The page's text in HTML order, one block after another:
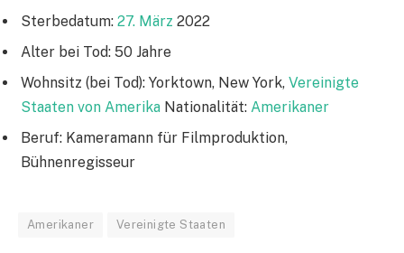
Sterbedatum: 27. März 2022
Alter bei Tod: 50 Jahre
Wohnsitz (bei Tod): Yorktown, New York, Vereinigte
Staaten von Amerika Nationalität: Amerikaner
Beruf: Kameramann für Filmproduktion,
Bühnenregisseur
Amerikaner Vereinigte Staaten